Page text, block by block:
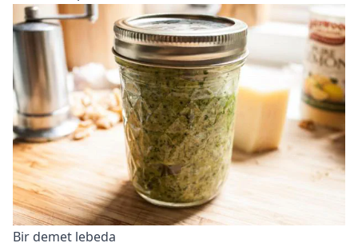
Bir demet lebeda